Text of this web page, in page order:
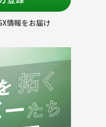
情報をお届け